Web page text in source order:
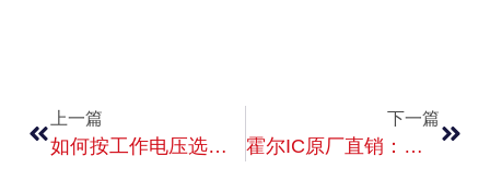
上一篇
如何按工作电压选单极霍尔开关（厂家实用选型指南）
下一篇
霍尔IC原厂直销：探秘“和尔胜”如何以硬核实力打破海外磁传感垄断